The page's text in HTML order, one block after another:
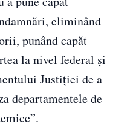
eliminând
punând capăt
la nivel federal şi
Justiţiei de a
departamentele de